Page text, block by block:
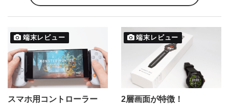
端末レビュー
スマホ用コントローラー
端末レビュー
2層画面が特徴！